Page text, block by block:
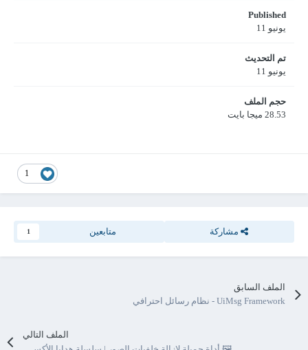
Published
يونيو 11
تم التحديث
يونيو 11
حجم الملف
28.53 ميجا بايت
1
مشاركة متابعين 1
الملف السابق
UiMsg Framework - نظام رسائل احترافي
الملف التالي